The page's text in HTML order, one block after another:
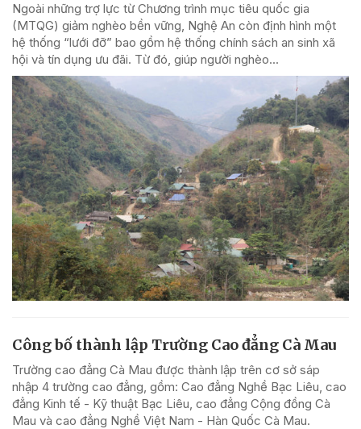
Ngoài những trợ lực từ Chương trình mục tiêu quốc gia
(MTQG) giảm nghèo bền vững, Nghệ An còn định hình một
hệ thống “lưới đỡ” bao gồm hệ thống chính sách an sinh xã
hội và tín dụng ưu đãi. Từ đó, giúp người nghèo...
Công bố thành lập Trường Cao đẳng Cà Mau
Trường cao đẳng Cà Mau được thành lập trên cơ sở sáp
nhập 4 trường cao đẳng, gồm: Cao đẳng Nghề Bạc Liêu, cao
đẳng Kinh tế - Kỹ thuật Bạc Liêu, cao đẳng Cộng đồng Cà
Mau và cao đẳng Nghề Việt Nam - Hàn Quốc Cà Mau.